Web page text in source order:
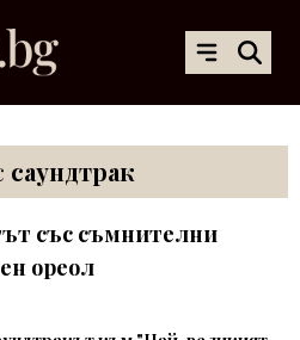
саундтрак
със съмнителни
ореол